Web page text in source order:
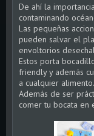
De ahí la
contaminando
Las pequeñas
pueden salvar el
envoltorios
Estos porta
friendly y además
a cualquier alimento.
Además de ser
comer tu bocata en